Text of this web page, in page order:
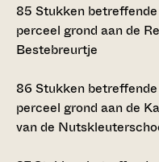
85 Stukken
perceel grond aan de
Bestebreurtje
86 Stukken
perceel grond aan de
van de